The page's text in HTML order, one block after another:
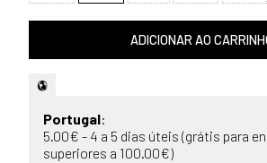
ADICIONAR AO
Portugal:
5.00€ - 4 a 5 dias úteis (grátis para
superiores a 100.00€)